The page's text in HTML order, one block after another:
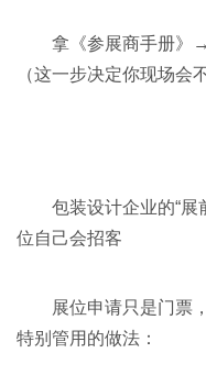
拿《参展商手册》
（这一步决定你现场会
包装设计企业的“展
位自己会招客
展位申请只是门票
特别管用的做法：